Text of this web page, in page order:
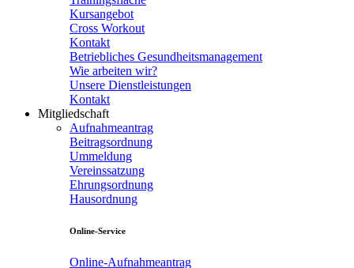
Kursangebot
Cross Workout
Kontakt
Betriebliches Gesundheitsmanagement
Wie arbeiten wir?
Unsere Dienstleistungen
Kontakt
Mitgliedschaft
Aufnahmeantrag
Beitragsordnung
Ummeldung
Vereinssatzung
Ehrungsordnung
Hausordnung
Online-Service
Online-Aufnahmeantrag